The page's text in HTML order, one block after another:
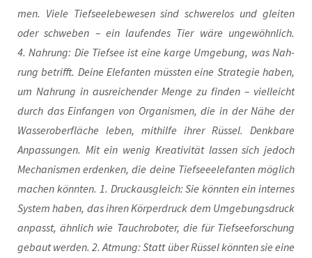
men. Vie­le Tief­see­le­be­we­sen sind schwe­re­los und glei­ten
oder schwe­ben – ein lau­fen­des Tier wäre unge­wöhn­lich.
4. Nah­rung: Die Tief­see ist eine kar­ge Umge­bung, was Nah­
rung betrifft. Dei­ne Ele­fan­ten müss­ten eine Stra­te­gie haben,
um Nah­rung in aus­rei­chen­der Men­ge zu fin­den – viel­leicht
durch das Ein­fan­gen von Orga­nis­men, die in der Nähe der
Was­ser­ober­flä­che leben, mit­hil­fe ihrer Rüs­sel. Denk­ba­re
Anpas­sun­gen. Mit ein wenig Krea­ti­vi­tät las­sen sich jedoch
Mecha­nis­men erdenken, die dei­ne Tief­see­ele­fan­ten mög­lich
machen könn­ten. 1. Druck­aus­gleich: Sie könn­ten ein inter­nes
Sys­tem haben, das ihren Kör­per­druck dem Umge­bungs­druck
anpasst, ähn­lich wie Tauchro­bo­ter, die für Tief­see­for­schung
gebaut wer­den. 2. Atmung: Statt über Rüs­sel könn­ten sie eine